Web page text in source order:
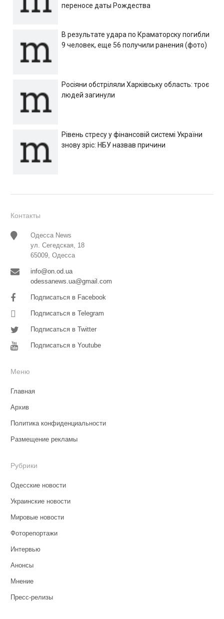
переносе даты Рождества
В результате удара по Краматорску погибли
9 человек, еще 56 получили ранения (фото)
Росіяни обстріляли Харківську область: троє
людей загинули
Рівень стресу у фінансовій системі України
знову зріс: НБУ назвав причини
Контакты
Одесса News
ул. Сегедская, 18
65009, Одесса
info@on.od.ua
odessanews.ua@gmail.com
Подписаться в Facebook
Подписаться в Telegram
Подписаться в Twitter
Подписаться в Youtube
Меню
Главная
Архив
Политика конфиденциальности
Размещение рекламы
Рубрики
Одесские новости
Украинские новости
Мировые новости
Фоторепортажи
Интервью
Анонсы
Мнение
Пресс-релизы